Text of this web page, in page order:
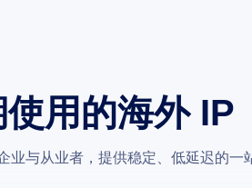
用的海外 IP
业与从业者，提供稳定、低延迟的一
护、市场调研等全部业务场景，动态 / 静